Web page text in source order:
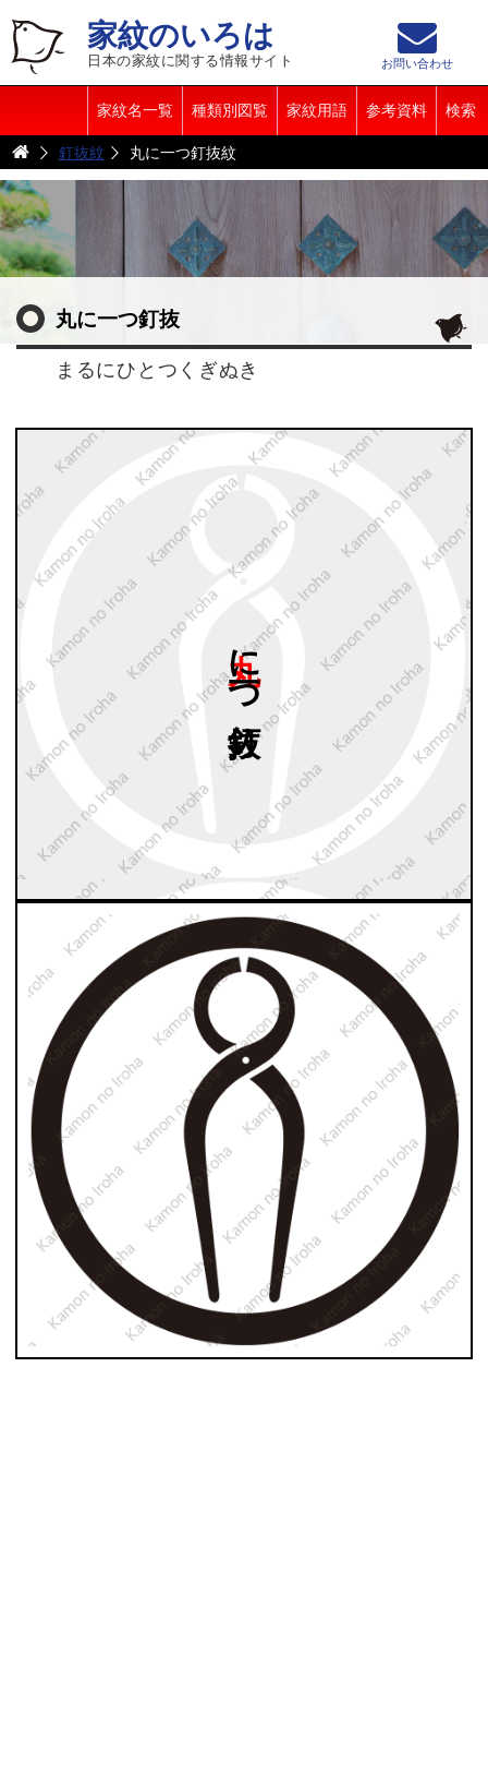
家紋のいろは
日本の家紋に関する情報サイト
家紋名一覧 種類別図覧 家紋用語 参考資料 検索
お問い合わせ
釘抜紋 丸に一つ釘抜紋
丸に一つ釘抜
まるにひとつくぎぬき
釘抜